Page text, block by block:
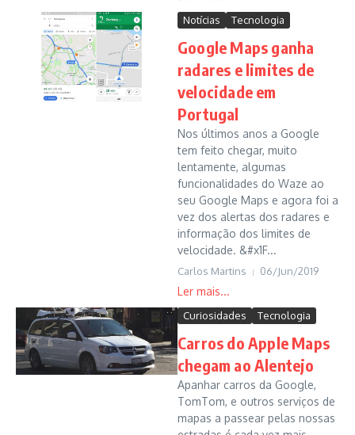
Notícias Tecnologia
Google Maps ganha
radares e limites de
velocidade em
Portugal
Nos últimos anos a Google
tem feito chegar, muito
lentamente, algumas
funcionalidades do Waze ao
seu Google Maps e agora foi a
vez dos alertas dos radares e
informação dos limites de
velocidade. &#x1F...
Carlos Martins 06/Jun/2019
Curiosidades Tecnologia
Carros do Apple Maps
chegam ao Alentejo
Apanhar carros da Google,
TomTom, e outros serviços de
mapas a passear pelas nossas